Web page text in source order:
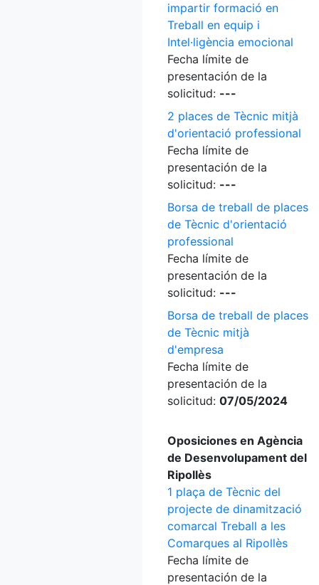
impartir formació en
Treball en equip i
Intel·ligència emocional
Fecha límite de
presentación de la
solicitud: ---
2 places de Tècnic mitjà
d'orientació professional
Fecha límite de
presentación de la
solicitud: ---
Borsa de treball de places
de Tècnic d'orientació
professional
Fecha límite de
presentación de la
solicitud: ---
Borsa de treball de places
de Tècnic mitjà
d'empresa
Fecha límite de
presentación de la
solicitud: 07/05/2024
Oposiciones en Agència
de Desenvolupament del
Ripollès
1 plaça de Tècnic del
projecte de dinamització
comarcal Treball a les
Comarques al Ripollès
Fecha límite de
presentación de la